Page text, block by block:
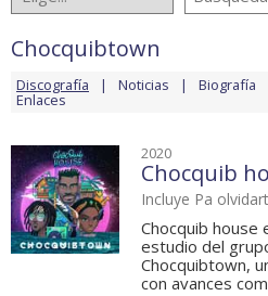
Chocquibtown
Discografía Noticias Biografía
Enlaces
2020
Chocquib
Incluye Pa
Chocquib house
estudio del
Chocquibtown,
con avances